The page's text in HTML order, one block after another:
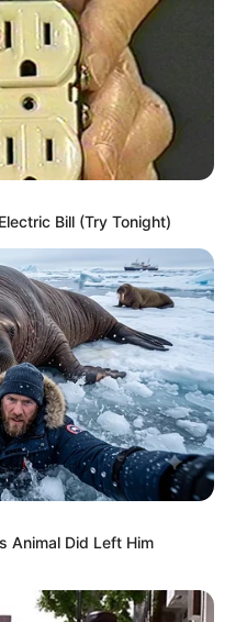
Bill (Try Tonight)
Animal Did Left Him